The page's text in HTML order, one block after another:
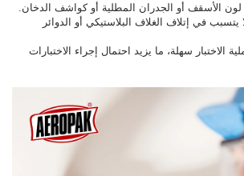
لون الأسقف أو الجدران المطلية أو كواشف الدخان.
في إتلاف الغلاف البلاستيكي أو الدوائر
الاختبار سهلة، ما يزيد احتمال إجراء الاختبارات